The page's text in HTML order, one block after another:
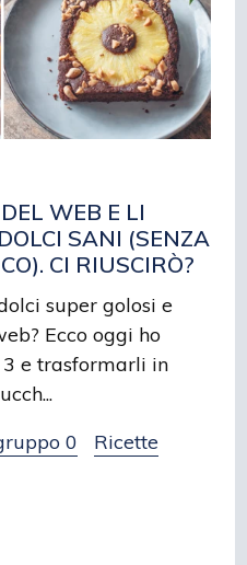
WEB E LI
SANI (SENZA
CI RIUSCIRÒ?
super golosi e
Ecco oggi ho
e trasformarli in
0
Ricette